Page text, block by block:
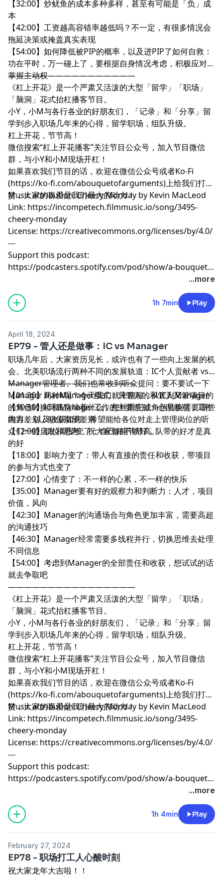
【32:00】炒鱿鱼的成本多种多样，甚至有可能是「负」成
本
【42:00】工资越高容错率越低吗？不一定，有很多情况会
拖延决策或掩盖真实表现
【54:00】如何降低被PIP的概率，以及进PIP了如何自救：
功在平时，万一碰上了，要根据自身情况考虑，积极应对，
掌握主动权
————————————————
《杠上开花》是一个严肃又活泼的大型「留学」「职场」
「脑洞」花式抬杠播客节目。
小Y，小M与各行各业的好朋友们，「记录」和「分享」留
学到步入职场几年来的心得，留学职场，组队升级。
杠上开花，节节高！
微信搜索“杠上开花播客”关注节目公众号，加入节目微信
群，与小Y和小M现场开杠！
如果喜欢我们节目的话，欢迎在微信公众号或者Ko-Fi
(https://ko-fi.com/abouquetofarguments)上给我们打
赏，大家的喜爱是我们最大的动力！
Music attribution: Cheery Monday by Kevin MacLeod
Link: https://incompetech.filmmusic.io/song/3495-
cheery-monday
License: https://creativecommons.org/licenses/by/4.0/
---
Support this podcast:
https://podcasters.spotify.com/pod/show/a-bouquet-
...more
1h 7min Play
April 18, 2024
EP79 - 管人还是做事：IC vs Manager
职场几年后，大家资历见长，或许也有了一些向上发展的机
会。北美职场流行两种不同的发展轨道：IC个人贡献者 vs
Manager管理者。我们也常收到听众提问：要不要试一下
Manager track呢？今天我们就来聊聊，从IC到Manager
的角色转换到底意味着什么，想丝滑完成角色转换需要哪些
能力， 以及收获如何。希望能给各位对走上管理岗位的听
众们一些启发和思考，祝大家都能节节高。
————————————————
【01:30】两种Manager模式：只管人的和管人又管项目的
【10:30】IC和Manager工作的主要差别：心理差别，工作
内容差别，职位期望差别
【12:00】职位期望变了：自己好不够好，队带的好才是真
的好
【18:00】影响力变了：带人有直接的责任和收获，带项目
的参与方式也变了
【27:00】心情变了：不一样的心累，不一样的快乐
【35:00】Manager要有好的观察力和判断力：人才，项目
价值，风向
【42:30】Manager的沟通场合与角色更加丰富，需要高超
的沟通技巧
【46:30】Manager经常需要多线程并行，切换思维去处理
不同信息
【54:00】考虑到Manager的全部责任和收获，想试试的话
就去争取吧
————————————————
《杠上开花》是一个严肃又活泼的大型「留学」「职场」
「脑洞」花式抬杠播客节目。
小Y，小M与各行各业的好朋友们，「记录」和「分享」留
学到步入职场几年来的心得，留学职场，组队升级。
杠上开花，节节高！
微信搜索“杠上开花播客”关注节目公众号，加入节目微信
群，与小Y和小M现场开杠！
如果喜欢我们节目的话，欢迎在微信公众号或者Ko-Fi
(https://ko-fi.com/abouquetofarguments)上给我们打
赏，大家的喜爱是我们最大的动力！
Music attribution: Cheery Monday by Kevin MacLeod
Link: https://incompetech.filmmusic.io/song/3495-
cheery-monday
License: https://creativecommons.org/licenses/by/4.0/
---
Support this podcast:
https://podcasters.spotify.com/pod/show/a-bouquet-
...more
1h 4min Play
February 27, 2024
EP78 - 职场打工人心酸时刻
祝大家龙年大吉啦！！